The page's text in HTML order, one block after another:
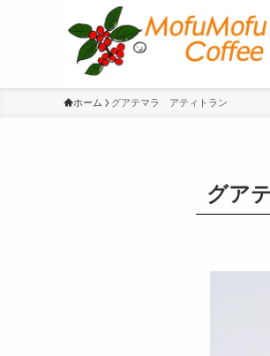
ホーム グアテマラ アティトラン
グア